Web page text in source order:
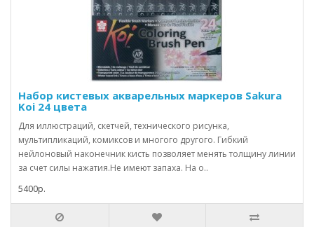
Набор кистевых акварельных маркеров Sakura
Koi 24 цвета
Для иллюстраций, скетчей, технического рисунка,
мультипликаций, комиксов и многого другого. Гибкий
нейлоновый наконечник кисть позволяет менять толщину линии
за счет силы нажатия.Не имеют запаха. На о..
5400р.